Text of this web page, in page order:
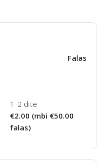
Falas
1-2 ditë
€2.00 (mbi €50.00
falas)